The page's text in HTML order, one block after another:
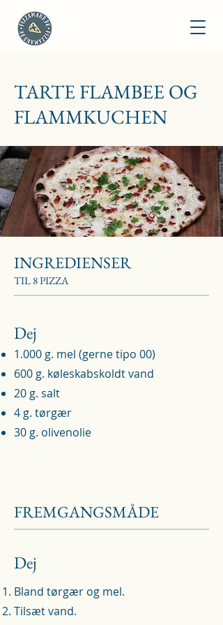
TARTE FLAMBEE OG
FLAMMKUCHEN
INGREDIENSER
TIL 8 PIZZA
Dej
1.000 g. mel (gerne tipo 00)
600 g. køleskabskoldt vand
20 g. salt
4 g. tørgær
30 g. olivenolie
FREMGANGSMÅDE
Dej
Bland tørgær og mel.
Tilsæt vand.